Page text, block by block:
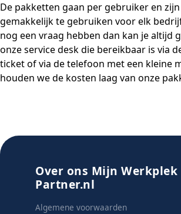
De pakketten gaan per gebruiker en
gemakkelijk te gebruiken voor elk
nog een vraag hebben dan kan je altijd
onze service desk die bereikbaar is via
ticket of via de telefoon met een kleine
houden we de kosten laag van onze
Over ons Mijn Werkplek
Partner.nl
Algemene voorwaarden